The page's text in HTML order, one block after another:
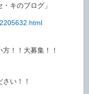
キのブログ」
！！大募集！！
い！！